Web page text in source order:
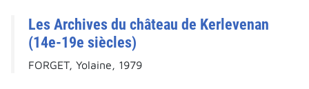
Les Archives du château de Kerlevenan
(14e-19e siècles)
FORGET, Yolaine, 1979